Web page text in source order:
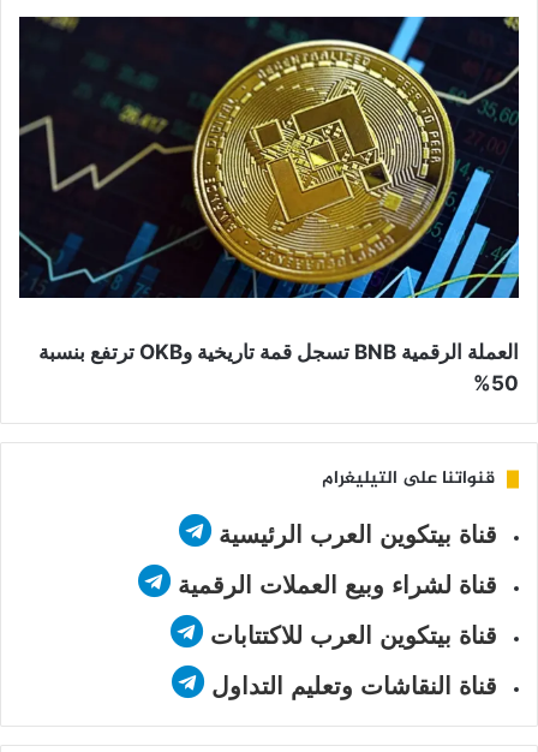
العملة الرقمية BNB تسجل قمة تاريخية وOKB ترتفع بنسبة
50%
قنواتنا على التيليغرام
قناة بيتكوين العرب الرئيسية
قناة لشراء وبيع العملات الرقمية
قناة بيتكوين العرب للاكتتابات
قناة النقاشات وتعليم التداول